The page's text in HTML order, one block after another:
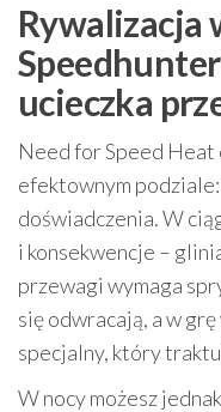
Rywalizacja
ucieczka
Need for Speed Heat
efektownym podziale:
doświadczenia. W
i konsekwencje –
przewagi wymaga
się odwracają, a w
specjalny, który
W nocy możesz